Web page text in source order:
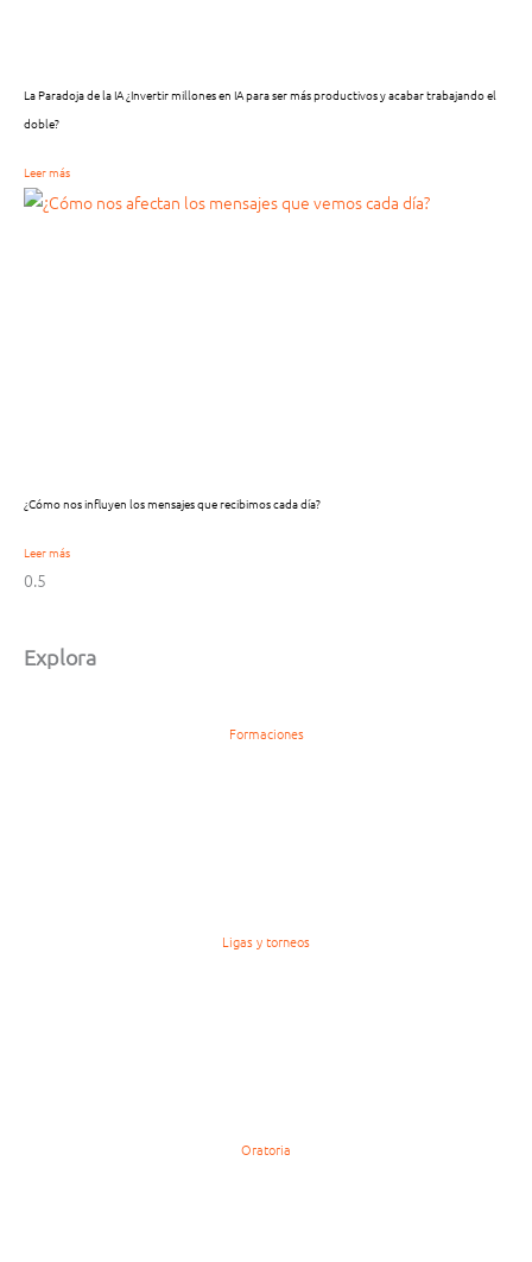
La Paradoja de la IA ¿Invertir millones en IA para ser más productivos y acabar trabajando el
doble?
Leer más
¿Cómo nos influyen los mensajes que recibimos cada día?
Leer más
Explora
Formaciones
Ligas y torneos
Oratoria